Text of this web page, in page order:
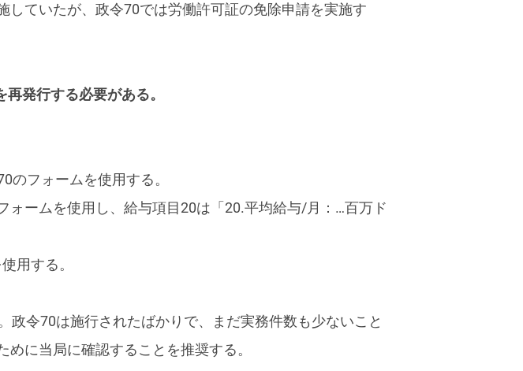
ていたが、政令70では労働許可証の免除申請を実施す
発行する必要がある。
のフォームを使用する。
ォームを使用し、給与項目20は「20.平均給与/月：…百万ド
用する。
政令70は施行されたばかりで、まだ実務件数も少ないこと
に当局に確認することを推奨する。